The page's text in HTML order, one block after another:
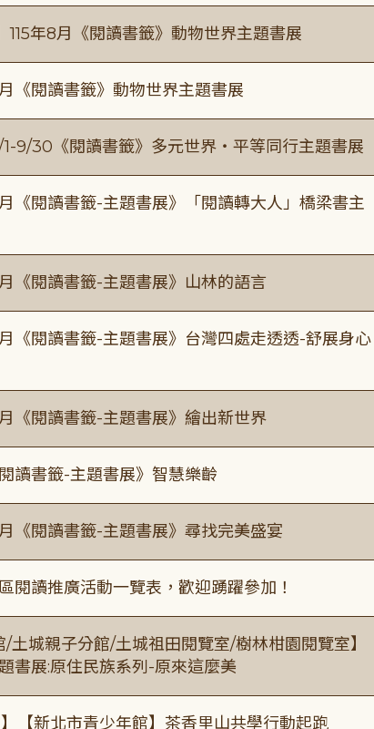
115年8月《閱讀書籤》動物世界主題書展
《閱讀書籤》動物世界主題書展
1-9/30《閱讀書籤》多元世界・平等同行主題書展
月《閱讀書籤-主題書展》「閱讀轉大人」橋梁書主
月《閱讀書籤-主題書展》山林的語言
月《閱讀書籤-主題書展》台灣四處走透透-舒展身心
月《閱讀書籤-主題書展》繪出新世界
讀書籤-主題書展》智慧樂齡
月《閱讀書籤-主題書展》尋找完美盛宴
閱讀推廣活動一覽表，歡迎踴躍參加！
/土城親子分館/土城祖田閱覽室/樹林柑園閱覽室】
書展:原住民族系列-原來這麼美
【新北市青少年館】茶香里山共學行動起跑